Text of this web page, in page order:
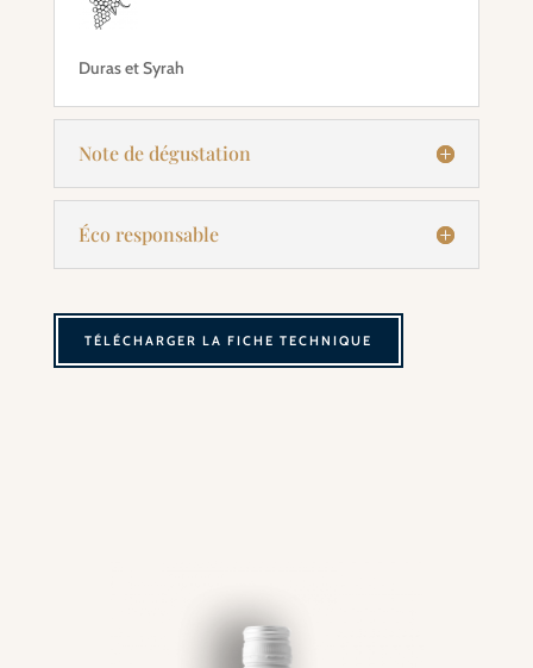
Duras et Syrah
Note de dégustation
Éco responsable
TÉLÉCHARGER LA FICHE TECHNIQUE